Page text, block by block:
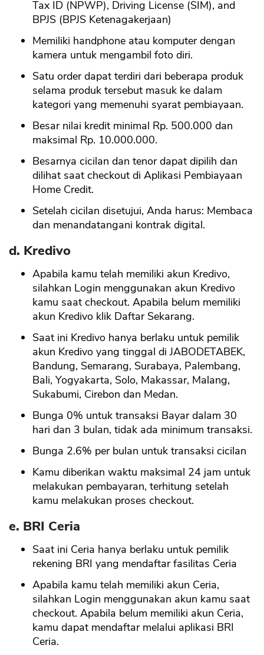
Tax ID (NPWP), Driving License (SIM), and
BPJS (BPJS Ketenagakerjaan)
Memiliki handphone atau komputer dengan
kamera untuk mengambil foto diri.
Satu order dapat terdiri dari beberapa produk
selama produk tersebut masuk ke dalam
kategori yang memenuhi syarat pembiayaan.
Besar nilai kredit minimal Rp. 500.000 dan
maksimal Rp. 10.000.000.
Besarnya cicilan dan tenor dapat dipilih dan
dilihat saat checkout di Aplikasi Pembiayaan
Home Credit.
Setelah cicilan disetujui, Anda harus: Membaca
dan menandatangani kontrak digital.
d. Kredivo
Apabila kamu telah memiliki akun Kredivo,
silahkan Login menggunakan akun Kredivo
kamu saat checkout. Apabila belum memiliki
akun Kredivo klik Daftar Sekarang.
Saat ini Kredivo hanya berlaku untuk pemilik
akun Kredivo yang tinggal di JABODETABEK,
Bandung, Semarang, Surabaya, Palembang,
Bali, Yogyakarta, Solo, Makassar, Malang,
Sukabumi, Cirebon dan Medan.
Bunga 0% untuk transaksi Bayar dalam 30
hari dan 3 bulan, tidak ada minimum transaksi.
Bunga 2.6% per bulan untuk transaksi cicilan
Kamu diberikan waktu maksimal 24 jam untuk
melakukan pembayaran, terhitung setelah
kamu melakukan proses checkout.
e. BRI Ceria
Saat ini Ceria hanya berlaku untuk pemilik
rekening BRI yang mendaftar fasilitas Ceria
Apabila kamu telah memiliki akun Ceria,
silahkan Login menggunakan akun kamu saat
checkout. Apabila belum memiliki akun Ceria,
kamu dapat mendaftar melalui aplikasi BRI
Ceria.
OK
CANCEL